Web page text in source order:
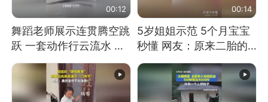
00:12
舞蹈老师展示连贯腾空跳
跃 一套动作行云流水 节
奏感拉满 网友：怎么做
到又舞又武的？
00:14
5岁姐姐示范 5个月宝宝
秒懂 网友：原来二胎的
快乐长这样